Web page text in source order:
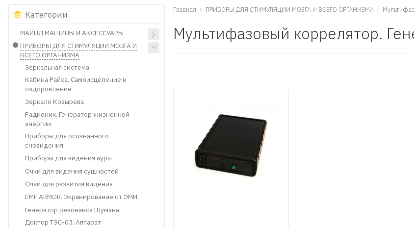
Категории
МАЙНД МАШИНЫ И АКСЕССУАРЫ
ПРИБОРЫ ДЛЯ СТИМУЛЯЦИИ МОЗГА И
ВСЕГО ОРГАНИЗМА
Зеркальная система.
Кабина Райха. Самоисцеление и
оздоровление
Зеркало Козырева
Радионик. Генератор жизненной
энергии
Приборы для осознанного
сновидения
Приборы для видения ауры
Очки для видения сущностей
Очки для развития видения
EMF ARMOR. Экранирование от ЭМИ
Генератор резонанса Шумана
Доктор ТЭС-03. Аппарат
Главная ПРИБОРЫ ДЛЯ СТИМУЛЯЦИИ МОЗГА И ВСЕГО ОРГАНИЗМА
Мультифазовый коррелятор.